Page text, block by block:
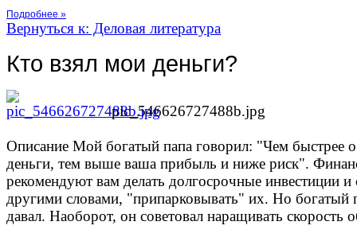
Подробнее »
Вернуться к: Деловая литература
Кто взял мои деньги?
pic_546626727488b.jpg
Описание Мой богатый папа говорил: "Чем быстрее
деньги, тем выше ваша прибыль и ниже риск".
рекомендуют вам делать долгосрочные инвестиции и
другими словами, "припарковывать" их. Но богатый
давал. Наоборот, он советовал наращивать скорость